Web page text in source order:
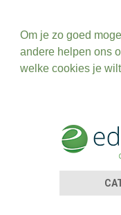
Om je zo goed
andere helpen ons
welke cookies je